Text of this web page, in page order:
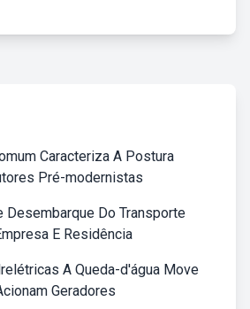
Caracteriza A Postura
Pré-modernistas
Desembarque Do Transporte
E Residência
A Queda-d'água Move
Geradores